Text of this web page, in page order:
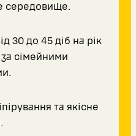
середовище.
30 до 45 діб на рік
за сімейними
та якісне